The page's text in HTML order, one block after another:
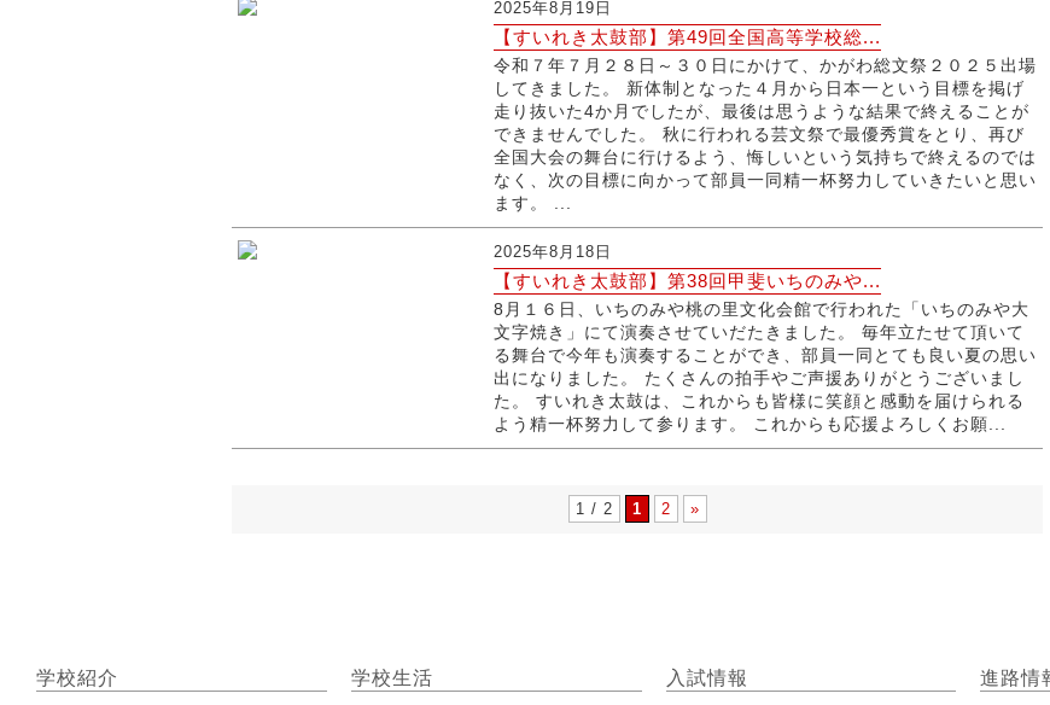
2025年8月19日
【すいれき太鼓部】第49回全国高等学校総...
令和７年７月２８日～３０日にかけて、かがわ総文祭２０２５出場
してきました。 新体制となった４月から日本一という目標を掲げ
走り抜いた4か月でしたが、最後は思うような結果で終えることが
できませんでした。 秋に行われる芸文祭で最優秀賞をとり、再び
全国大会の舞台に行けるよう、悔しいという気持ちで終えるのでは
なく、次の目標に向かって部員一同精一杯努力していきたいと思い
ます。 ...
2025年8月18日
【すいれき太鼓部】第38回甲斐いちのみや...
8月１６日、いちのみや桃の里文化会館で行われた「いちのみや大
文字焼き」にて演奏させていだたきました。 毎年立たせて頂いて
る舞台で今年も演奏することができ、部員一同とても良い夏の思い
出になりました。 たくさんの拍手やご声援ありがとうございまし
た。 すいれき太鼓は、これからも皆様に笑顔と感動を届けられる
よう精一杯努力して参ります。 これからも応援よろしくお願...
1 / 2 1 2 »
学校紹介 学校生活 入試情報 進路情